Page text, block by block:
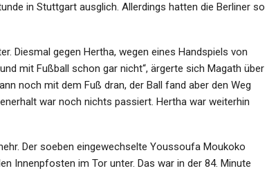
in Stuttgart ausglich. Allerdings hatten die Berliner so
Diesmal gegen Hertha, wegen eines Handspiels von
mit Fußball schon gar nicht“, ärgerte sich Magath über
noch mit dem Fuß dran, der Ball fand aber den Weg
war noch nichts passiert. Hertha war weiterhin
Der soeben eingewechselte Youssoufa Moukoko
Innenpfosten im Tor unter. Das war in der 84. Minute